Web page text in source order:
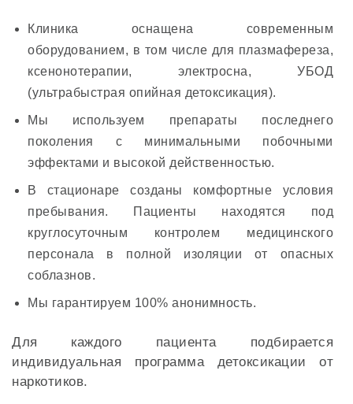
Клиника оснащена современным
оборудованием, в том числе для плазмафереза,
ксенонотерапии, электросна, УБОД
(ультрабыстрая опийная детоксикация).
Мы используем препараты последнего
поколения с минимальными побочными
эффектами и высокой действенностью.
В стационаре созданы комфортные условия
пребывания. Пациенты находятся под
круглосуточным контролем медицинского
персонала в полной изоляции от опасных
соблазнов.
Мы гарантируем 100% анонимность.
Для каждого пациента подбирается
индивидуальная программа детоксикации от
наркотиков.